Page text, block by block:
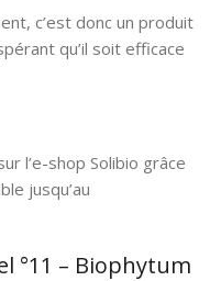
c’est donc un produit
qu’il soit efficace
l’e-shop Solibio grâce
jusqu’au
°11 – Biophytum